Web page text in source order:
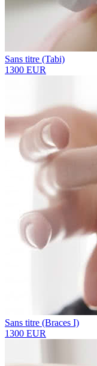
Sans titre (Tabi)
1300 EUR
Sans titre (Braces I)
1300 EUR